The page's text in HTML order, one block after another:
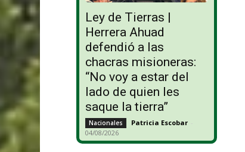
Ley de Tierras |
Herrera Ahuad
defendió a las
chacras misioneras:
“No voy a estar del
lado de quien les
saque la tierra”
Nacionales Patricia Escobar -
04/08/2026